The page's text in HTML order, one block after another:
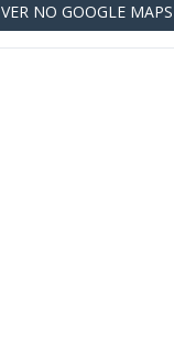
VER NO GOOGLE MAPS